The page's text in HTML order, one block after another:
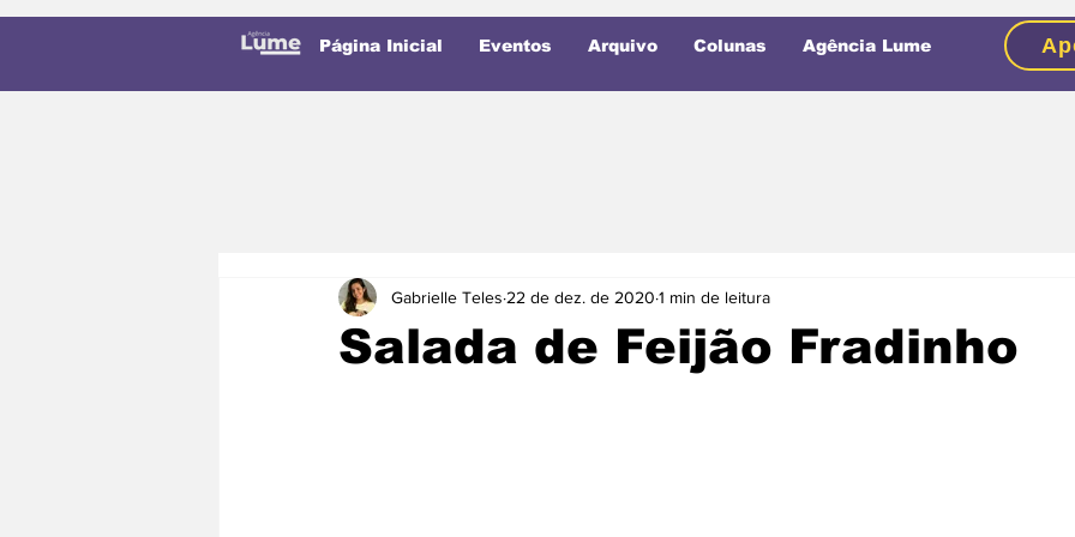
Página Inicial Eventos Arquivo Colunas Agência Lume
Salada de Feijão Fradinho
Gabrielle Teles 22 de dez. de 2020 1 min de leitura